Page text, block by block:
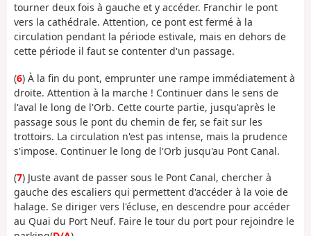
tourner deux fois à gauche et y accéder. Franchir le pont
vers la cathédrale. Attention, ce pont est fermé à la
circulation pendant la période estivale, mais en dehors de
cette période il faut se contenter d'un passage.
(6) À la fin du pont, emprunter une rampe immédiatement à
droite. Attention à la marche ! Continuer dans le sens de
l'aval le long de l'Orb. Cette courte partie, jusqu'après le
passage sous le pont du chemin de fer, se fait sur les
trottoirs. La circulation n'est pas intense, mais la prudence
s'impose. Continuer le long de l'Orb jusqu'au Pont Canal.
(7) Juste avant de passer sous le Pont Canal, chercher à
gauche des escaliers qui permettent d'accéder à la voie de
halage. Se diriger vers l'écluse, en descendre pour accéder
au Quai du Port Neuf. Faire le tour du port pour rejoindre le